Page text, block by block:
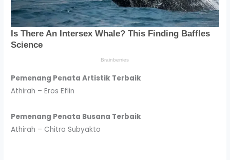
Pemenang Penata Artistik Terbaik
Athirah – Eros Eflin
Pemenang Penata Busana Terbaik
Athirah – Chitra Subyakto